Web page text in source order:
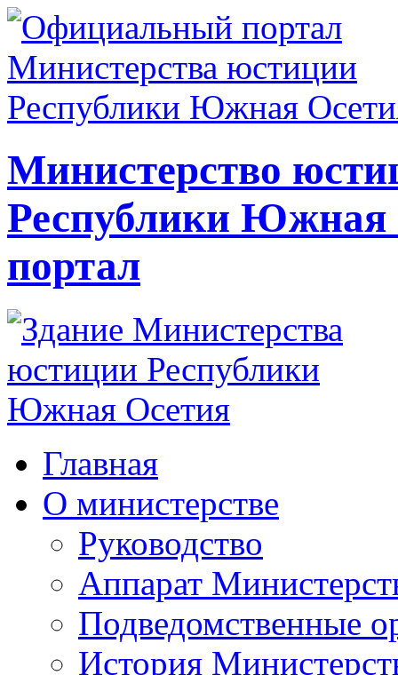
Министерство
Республики
портал
Главная
О министерстве
Руководство
Аппарат
Подведомственные
История